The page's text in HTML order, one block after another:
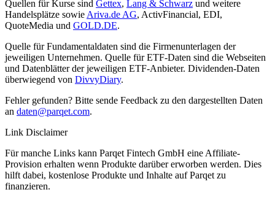
Quellen für Kurse sind Gettex, Lang & Schwarz und weitere
Handelsplätze sowie Ariva.de AG, ActivFinancial, EDI,
QuoteMedia und GOLD.DE.
Quelle für Fundamentaldaten sind die Firmenunterlagen der
jeweiligen Unternehmen. Quelle für ETF-Daten sind die Webseiten
und Datenblätter der jeweiligen ETF-Anbieter. Dividenden-Daten
überwiegend von DivvyDiary.
Fehler gefunden? Bitte sende Feedback zu den dargestellten Daten
an daten@parqet.com.
Link Disclaimer
Für manche Links kann Parqet Fintech GmbH eine Affiliate-
Provision erhalten wenn Produkte darüber erworben werden. Dies
hilft dabei, kostenlose Produkte und Inhalte auf Parqet zu
finanzieren.